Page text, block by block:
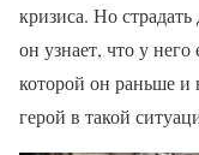
кризиса. Но
он узнает, что у
которой он раньше и
герой в такой